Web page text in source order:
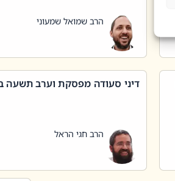
הרב שמואל שמעוני
דיני סעודה מפסקת וערב תשעה
הרב חגי הראל